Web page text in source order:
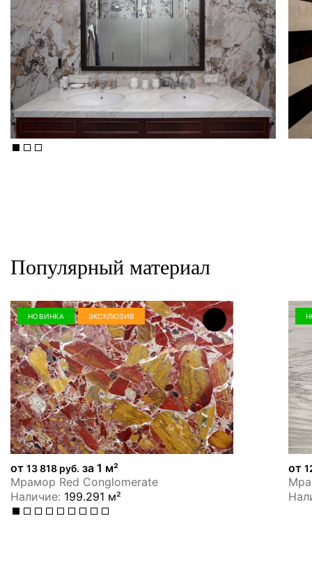
Популярный материал
НОВИНКА ЭКСКЛЮЗИВ
от13 818 руб. за 1 м²
Мрамор Red Conglomerate
Наличие: 199.291 м²
от